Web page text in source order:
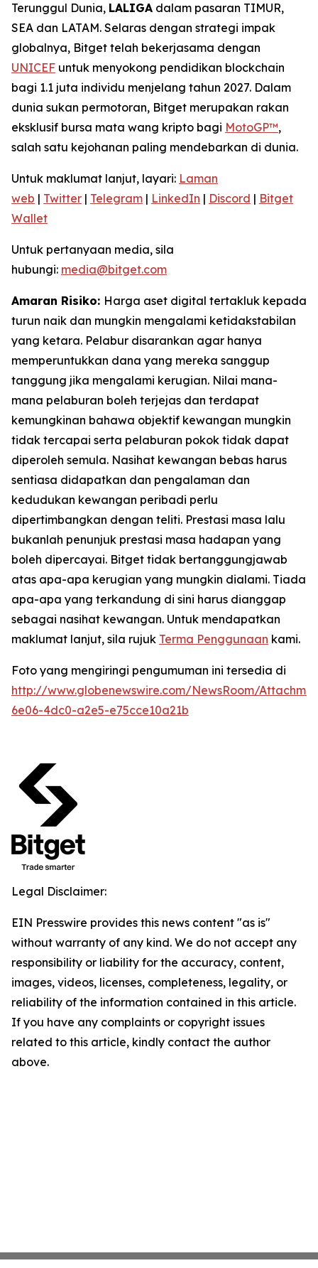
Terunggul Dunia, LALIGA dalam pasaran TIMUR,
SEA dan LATAM. Selaras dengan strategi impak
globalnya, Bitget telah bekerjasama dengan
UNICEF untuk menyokong pendidikan blockchain
bagi 1.1 juta individu menjelang tahun 2027. Dalam
dunia sukan permotoran, Bitget merupakan rakan
eksklusif bursa mata wang kripto bagi MotoGP™,
salah satu kejohanan paling mendebarkan di dunia.
Untuk maklumat lanjut, layari: Laman
web | Twitter | Telegram | LinkedIn | Discord | Bitget
Wallet
Untuk pertanyaan media, sila
hubungi: media@bitget.com
Amaran Risiko: Harga aset digital tertakluk kepada
turun naik dan mungkin mengalami ketidakstabilan
yang ketara. Pelabur disarankan agar hanya
memperuntukkan dana yang mereka sanggup
tanggung jika mengalami kerugian. Nilai mana-
mana pelaburan boleh terjejas dan terdapat
kemungkinan bahawa objektif kewangan mungkin
tidak tercapai serta pelaburan pokok tidak dapat
diperoleh semula. Nasihat kewangan bebas harus
sentiasa didapatkan dan pengalaman dan
kedudukan kewangan peribadi perlu
dipertimbangkan dengan teliti. Prestasi masa lalu
bukanlah penunjuk prestasi masa hadapan yang
boleh dipercayai. Bitget tidak bertanggungjawab
atas apa-apa kerugian yang mungkin dialami. Tiada
apa-apa yang terkandung di sini harus dianggap
sebagai nasihat kewangan. Untuk mendapatkan
maklumat lanjut, sila rujuk Terma Penggunaan kami.
Foto yang mengiringi pengumuman ini tersedia di
http://www.globenewswire.com/NewsRoom/
6e06-4dc0-a2e5-e75cce10a21b
Legal Disclaimer:
EIN Presswire provides this news content "as is"
without warranty of any kind. We do not accept any
responsibility or liability for the accuracy, content,
images, videos, licenses, completeness, legality, or
reliability of the information contained in this article.
If you have any complaints or copyright issues
related to this article, kindly contact the author
above.